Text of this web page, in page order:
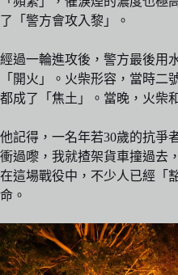
了「警方會攻入黎」。
經過一輪進攻後，警方最後用
「開火」。火柴形容，當時二
都成了「焦土」。當晚，火柴
他記得，一名年若30歲的抗爭
衝過嚟，我就揸架貨車撞過去
在這場戰役中，不少人已經「
命。